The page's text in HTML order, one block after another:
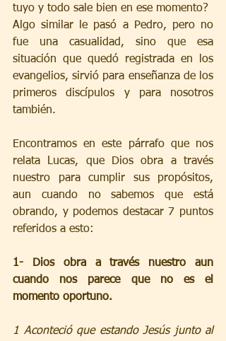
tuyo y todo sale bien en ese momento?
Algo similar le pasó a Pedro, pero no
fue una casualidad, sino que esa
situación que quedó registrada en los
evangelios, sirvió para enseñanza de los
primeros discípulos y para nosotros
también.
Encontramos en este párrafo que nos
relata Lucas, que Dios obra a través
nuestro para cumplir sus propósitos,
aun cuando no sabemos que está
obrando, y podemos destacar 7 puntos
referidos a esto:
1- Dios obra a través nuestro aun
cuando nos parece que no es el
momento oportuno.
1 Aconteció que estando Jesús junto al